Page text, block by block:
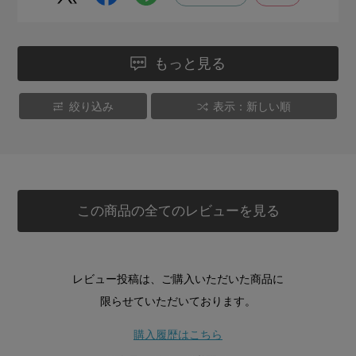
もっと見る
絞り込み 表示：新しい順
この商品の全てのレビューを見る
レビュー投稿は、ご購入いただいた商品に
限らせていただいております。
購入履歴はこちら